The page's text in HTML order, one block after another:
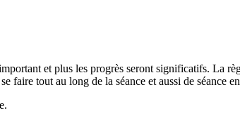
et plus les progrès seront significatifs. La
faire tout au long de la séance et aussi de séance